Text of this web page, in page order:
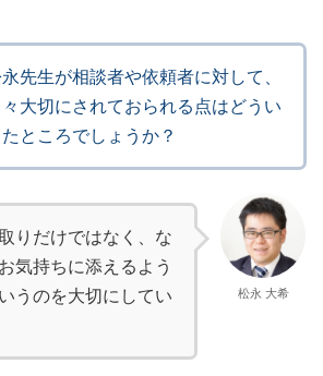
先生が相談者や依頼者に対して、
々大切にされておられる点はどうい
たところでしょうか？
りだけではなく、な
気持ちに添えるよう
うのを大切にしてい
松永 大希